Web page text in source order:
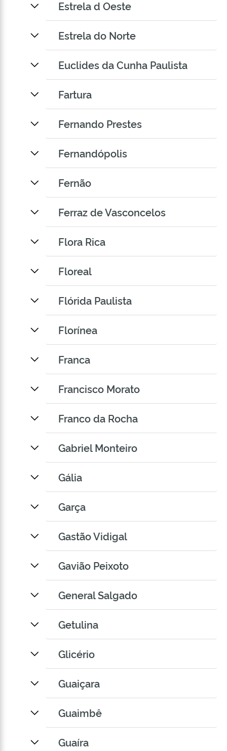
Estrela d Oeste
Estrela do Norte
Euclides da Cunha Paulista
Fartura
Fernando Prestes
Fernandópolis
Fernão
Ferraz de Vasconcelos
Flora Rica
Floreal
Flórida Paulista
Florínea
Franca
Francisco Morato
Franco da Rocha
Gabriel Monteiro
Gália
Garça
Gastão Vidigal
Gavião Peixoto
General Salgado
Getulina
Glicério
Guaiçara
Guaimbê
Guaíra